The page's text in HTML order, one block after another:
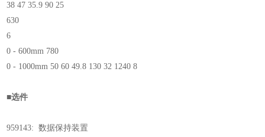
38 47 35.9 90 25
630
6
0 - 600mm 780
0 - 1000mm 50 60 49.8 130 32 1240 8
■选件
959143: 数据保持装置